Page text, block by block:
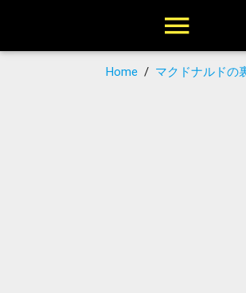
Home / マクドナルドの